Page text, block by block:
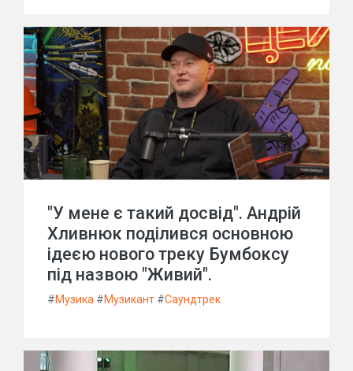
"У мене є такий досвід". Андрій
Хливнюк поділився основною
ідеєю нового треку Бумбоксу
під назвою "Живий".
#Музика #Музикант #Саундтрек